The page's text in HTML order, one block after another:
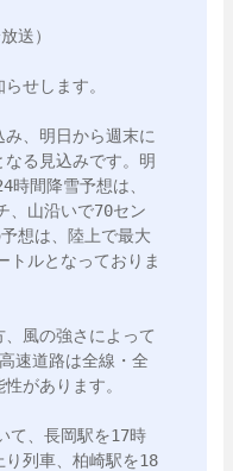
送）
せします。
、明日から週末に
る見込みです。明
時間降雪予想は、
、山沿いで70セン
想は、陸上で最大
トルとなっておりま
風の強さによって
速道路は全線・全
があります。
て、長岡駅を17時
り列車、柏崎駅を18